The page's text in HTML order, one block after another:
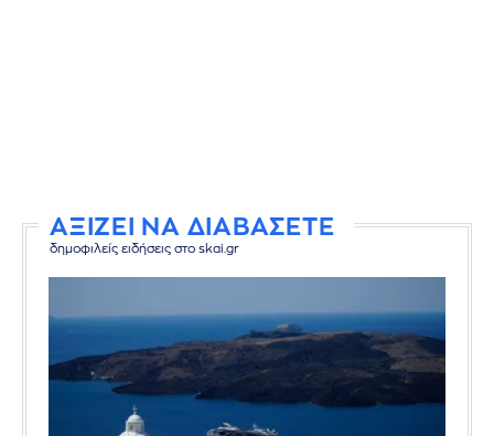
ΑΞΙΖΕΙ ΝΑ ΔΙΑΒΑΣΕΤΕ
δημοφιλείς ειδήσεις στο skai.gr